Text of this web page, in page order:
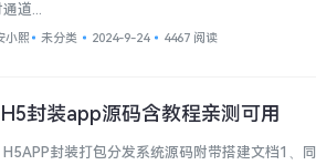
道...
小熙 未分类 2024-9-24 4467 阅读
未分类
封装app源码含教程亲测可用
H5APP封装打包分发系统源码附带搭建文档1、